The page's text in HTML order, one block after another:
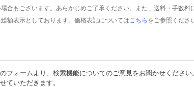
もございます。あらかじめご了承ください。また、送料・手数料
額表示としております。価格表記については こちら をご参照くださ
フォームより、検索機能についてのご意見をお聞かせください
ていただきます。